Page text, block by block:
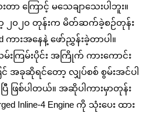
ာ ကြောင့် မသေချာသေးပါဘူး။
ော့ ၂၀၂၀ တုန်းက မိတ်ဆက်ခဲ့စဉ်တုန်း
ကားအနေနဲ့ ဖော်ညွှန်းခဲ့တာပါ။
ကြမ်းပိုင်း အကြိုက် ကားကောင်း
အခုဆိုရင်တော့ လျှပ်စစ် စွမ်းအင်ပါ
ြီ ဖြစ်ပါတယ်။ အဆိုပါကားမှာတုန်း
Inline-4 Engine ကို သုံးပေး ထား